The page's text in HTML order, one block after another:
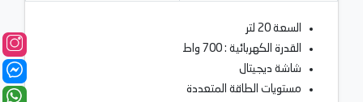
السعة 20 لتر
القدرة الكهربائية : 700 واط
شاشة ديجيتال
مستويات الطاقة المتعددة